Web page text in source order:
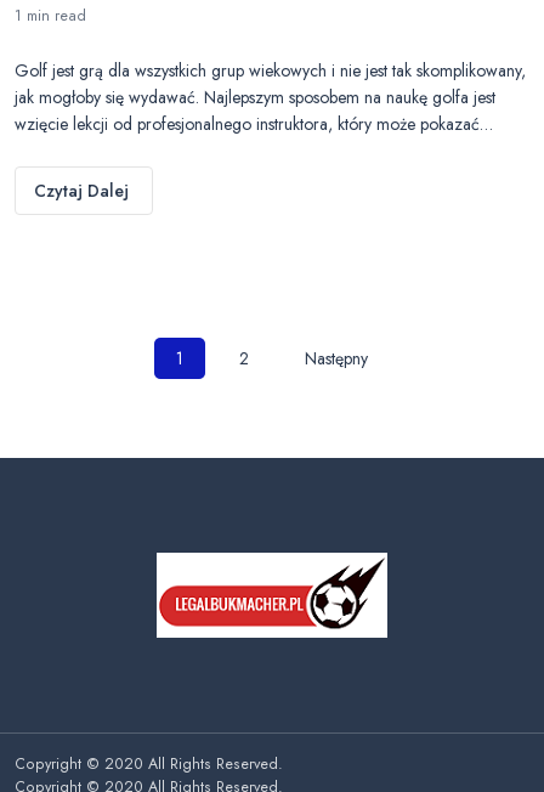
1 min read
Golf jest grą dla wszystkich grup wiekowych i nie jest tak skomplikowany,
jak mogłoby się wydawać. Najlepszym sposobem na naukę golfa jest
wzięcie lekcji od profesjonalnego instruktora, który może pokazać…
Czytaj Dalej
Nawigacja
1 2 Następny
Copyright © 2020 All Rights Reserved.
Copyright © 2020 All Rights Reserved.